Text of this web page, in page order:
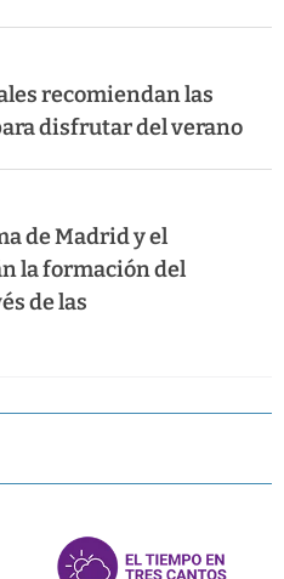
recomiendan las
disfrutar del verano
de Madrid y el
la formación del
de las